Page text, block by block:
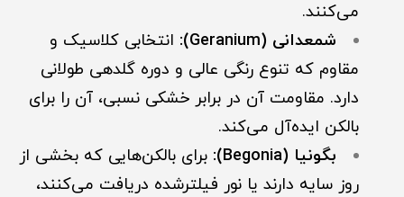
می‌کنند.
شمعدانی (Geranium):
انتخابی کلاسیک و
مقاوم که تنوع رنگی عالی و دوره گلدهی طولانی
دارد. مقاومت آن در برابر خشکی نسبی، آن را برای
بالکن ایده‌آل می‌کند.
بگونیا (Begonia):
برای بالکن‌هایی که بخشی از
روز سایه دارند یا نور فیلترشده دریافت می‌کنند،